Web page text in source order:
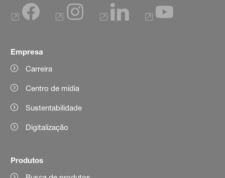
Empresa
Carreira
Centro de mídia
Sustentabilidade
Digitalização
Produtos